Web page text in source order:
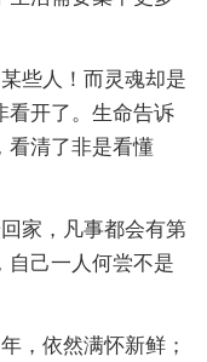
些人！而灵魂却是
看开了。生命告诉
看清了非是看懂
家，凡事都会有第
自己一人何尝不是
，依然满怀新鲜；